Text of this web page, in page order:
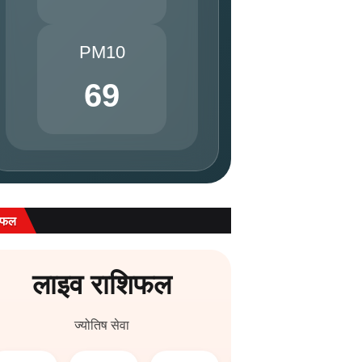
PM10
69
लाइव राशिफल
ज्योतिष सेवा